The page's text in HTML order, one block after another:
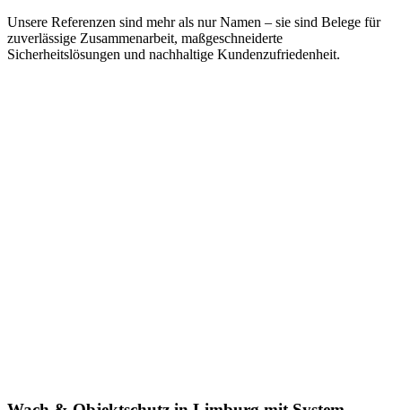
Unsere Referenzen sind mehr als nur Namen – sie sind Belege für
zuverlässige Zusammenarbeit, maßgeschneiderte
Sicherheitslösungen und nachhaltige Kundenzufriedenheit.